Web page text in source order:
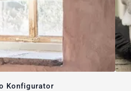
Konfigurator